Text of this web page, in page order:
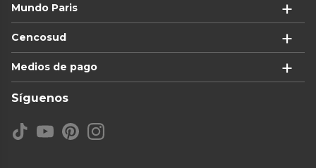
Mundo Paris
Cencosud
Medios de pago
Síguenos